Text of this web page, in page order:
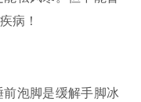
病！
泡脚是缓解手脚冰